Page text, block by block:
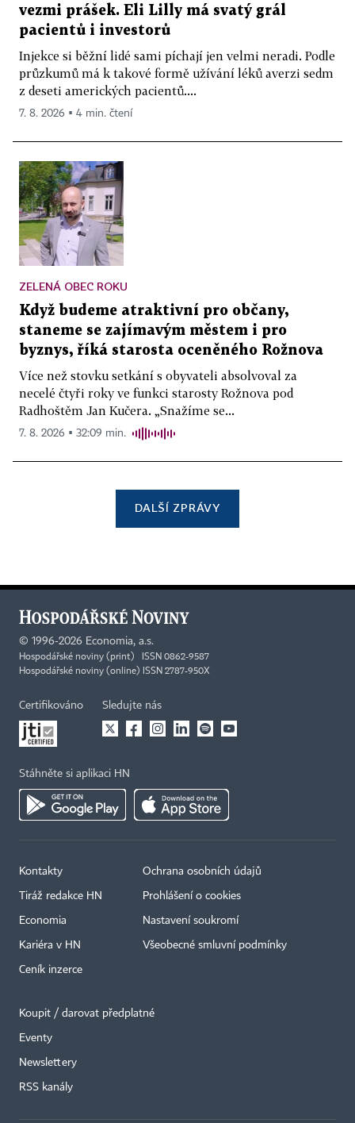
vezmi prášek. Eli Lilly má svatý grál
pacientů i investorů
Injekce si běžní lidé sami píchají jen velmi neradi. Podle
průzkumů má k takové formě užívání léků averzi sedm
z deseti amerických pacientů....
7. 8. 2026 ▪ 4 min. čtení
ZELENÁ OBEC ROKU
Když budeme atraktivní pro občany,
staneme se zajímavým městem i pro
byznys, říká starosta oceněného Rožnova
Více než stovku setkání s obyvateli absolvoval za
necelé čtyři roky ve funkci starosty Rožnova pod
Radhoštěm Jan Kučera. „Snažíme se...
7. 8. 2026 ▪ 32:09 min.
DALŠÍ ZPRÁVY
© 1996-2026 Economia, a.s.
Hospodářské noviny (print) ISSN 0862-9587
Hospodářské noviny (online) ISSN 2787-950X
Certifikováno Sledujte nás
Stáhněte si aplikaci HN
Kontakty
Tiráž redakce HN
Economia
Kariéra v HN
Ceník inzerce
Ochrana osobních údajů
Prohlášení o cookies
Nastavení soukromí
Všeobecné smluvní podmínky
Koupit / darovat předplatné
Eventy
Newslettery
RSS kanály